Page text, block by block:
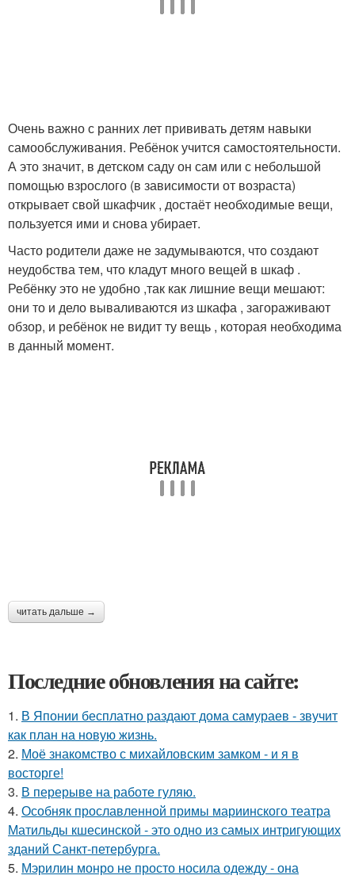
Очень важно с ранних лет прививать детям навыки
самообслуживания. Ребёнок учится самостоятельности.
А это значит, в детском саду он сам или с небольшой
помощью взрослого (в зависимости от возраста)
открывает свой шкафчик , достаёт необходимые вещи,
пользуется ими и снова убирает.
Часто родители даже не задумываются, что создают
неудобства тем, что кладут много вещей в шкаф .
Ребёнку это не удобно ,так как лишние вещи мешают:
они то и дело вываливаются из шкафа , загораживают
обзор, и ребёнок не видит ту вещь , которая необходима
в данный момент.
читать дальше →
Последние обновления на сайте:
1. В Японии бесплатно раздают дома самураев - звучит
как план на новую жизнь.
2. Моё знакомство с михайловским замком - и я в
восторге!
3. В перерыве на работе гуляю.
4. Особняк прославленной примы мариинского театра
Матильды кшесинской - это одно из самых интригующих
зданий Санкт-петербурга.
5. Мэрилин монро не просто носила одежду - она